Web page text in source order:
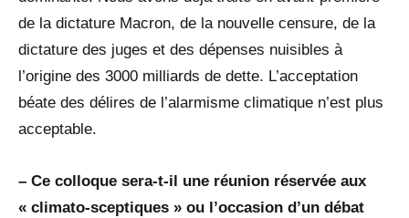
de la dictature Macron, de la nouvelle censure, de la
dictature des juges et des dépenses nuisibles à
l’origine des 3000 milliards de dette. L’acceptation
béate des délires de l’alarmisme climatique n’est plus
acceptable.
– Ce colloque sera-t-il une réunion réservée aux
« climato-sceptiques » ou l’occasion d’un débat